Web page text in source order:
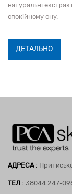
натуральні
спокійному сну.
ДЕТАЛЬНО
АДРЕСА :
ТЕЛ : 38044 247-